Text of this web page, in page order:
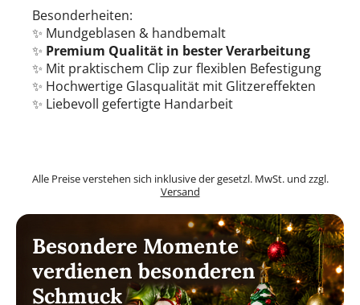
Besonderheiten:
✨ Mundgeblasen & handbemalt
✨ Premium Qualität in bester Verarbeitung
✨ Mit praktischem Clip zur flexiblen Befestigung
✨ Hochwertige Glasqualität mit Glitzereffekten
✨ Liebevoll gefertigte Handarbeit
Alle Preise verstehen sich inklusive der gesetzl. MwSt. und zzgl.
Versand
Besondere Momente
verdienen besonderen
Schmuck